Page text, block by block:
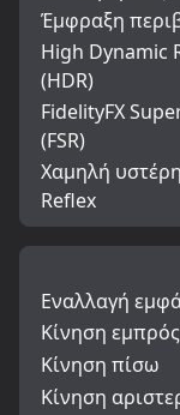
Έμφραξη
High Dynamic
(HDR)
FidelityFX
(FSR)
Χαμηλή
Reflex
Εναλλαγή
Κίνηση εμπρός
Κίνηση πίσω
Κίνηση